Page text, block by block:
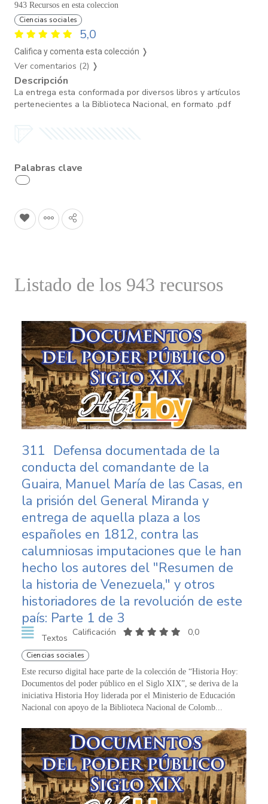
943 Recursos en esta coleccion
Ciencias sociales
5,0
Califica y comenta esta colección ❭
Ver comentarios (2) ❭
Descripción
La entrega esta conformada por diversos libros y artículos
pertenecientes a la Biblioteca Nacional, en formato .pdf
Palabras clave
Listado de los 943 recursos
311 Defensa documentada de la
conducta del comandante de la
Guaira, Manuel María de las Casas, en
la prisión del General Miranda y
entrega de aquella plaza a los
españoles en 1812, contra las
calumniosas imputaciones que le han
hecho los autores del "Resumen de
la historia de Venezuela," y otros
historiadores de la revolución de este
país: Parte 1 de 3
Textos
Calificación 0,0
Ciencias sociales
Este recurso digital hace parte de la colección de “Historia Hoy:
Documentos del poder público en el Siglo XIX”, se deriva de la
iniciativa Historia Hoy liderada por el Ministerio de Educación
Nacional con apoyo de la Biblioteca Nacional de Colomb...